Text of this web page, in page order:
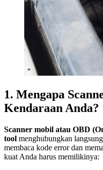
1. Mengapa
Kendaraan Anda?
Scanner mobil atau OBD
tool menghubungkan
membaca kode error dan
kuat Anda harus memilikinya: